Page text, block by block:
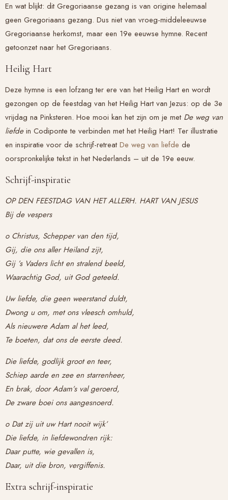
En wat blijkt: dit Gregoriaanse gezang is van origine helemaal
geen Gregoriaans gezang. Dus niet van vroeg-middeleeuwse
Gregoriaanse herkomst, maar een 19e eeuwse hymne. Recent
getoonzet naar het Gregoriaans.
Heilig Hart
Deze hymne is een lofzang ter ere van het Heilig Hart en wordt
gezongen op de feestdag van het Heilig Hart van Jezus: op de 3e
vrijdag na Pinksteren. Hoe mooi kan het zijn om je met De weg van
liefdein Codiponte te verbinden met het Heilig Hart! Ter illustratie
en inspiratie voor de schrijf-retreatDe weg van liefde de
oorspronkelijke tekst in het Nederlands – uit de 19e eeuw.
Schrijf-inspiratie
OP DEN FEESTDAG VAN HET ALLERH. HART VAN JESUS
Bij de vespers
o Christus, Schepper van den tijd,
Gij, die ons aller Heiland zijt,
Gij ’s Vaders licht en stralend beeld,
Waarachtig God, uit God geteeld.
Uw liefde, die geen weerstand duldt,
Dwong u om, met ons vleesch omhuld,
Als nieuwere Adam al het leed,
Te boeten, dat ons de eerste deed.
Die liefde, godlijk groot en teer,
Schiep aarde en zee en starrenheer,
En brak, door Adam’s val geroerd,
De zware boei ons aangesnoerd.
o Dat zij uit uw Hart nooit wijk’
Die liefde, in liefdewondren rijk:
Daar putte, wie gevallen is,
Daar, uit die bron, vergiffenis.
Extra schrijf-inspiratie